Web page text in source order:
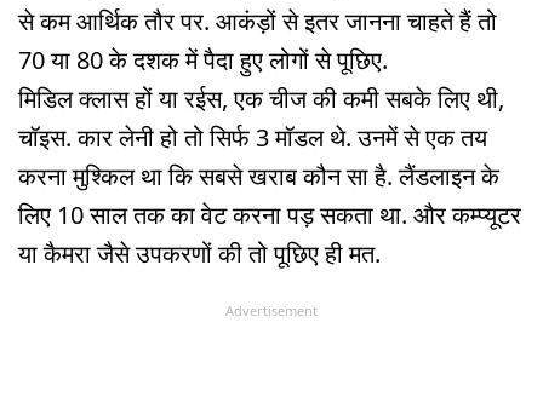
से कम आर्थिक तौर पर. आकंड़ों से इतर जानना चाहते हैं तो
70 या 80 के दशक में पैदा हुए लोगों से पूछिए.
मिडिल क्लास हों या रईस, एक चीज की कमी सबके लिए थी,
चॉइस. कार लेनी हो तो सिर्फ 3 मॉडल थे. उनमें से एक तय
करना मुश्किल था कि सबसे खराब कौन सा है. लैंडलाइन के
लिए 10 साल तक का वेट करना पड़ सकता था. और कम्प्यूटर
या कैमरा जैसे उपकरणों की तो पूछिए ही मत.
Advertisement